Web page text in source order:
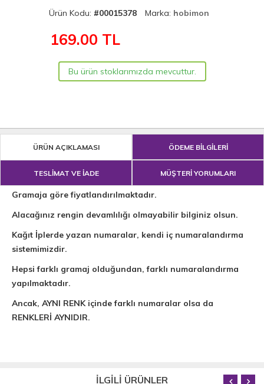
Ürün Kodu: #00015378 Marka: hobimon
169.00 TL
Bu ürün stoklarımızda mevcuttur.
ÜRÜN AÇIKLAMASI ÖDEME BİLGİLERİ
TESLİMAT VE İADE MÜŞTERİ YORUMLARI
Gramaja göre fiyatlandırılmaktadır.
Alacağınız rengin devamlılığı olmayabilir bilginiz olsun.
Kağıt İplerde yazan numaralar, kendi iç numaralandırma
sistemimizdir.
Hepsi farklı gramaj olduğundan, farklı numaralandırma
yapılmaktadır.
Ancak, AYNI RENK içinde farklı numaralar olsa da
RENKLERİ AYNIDIR.
İLGİLİ ÜRÜNLER